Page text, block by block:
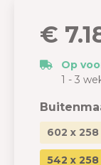
€
Op
1 - 3
602 x
542 x